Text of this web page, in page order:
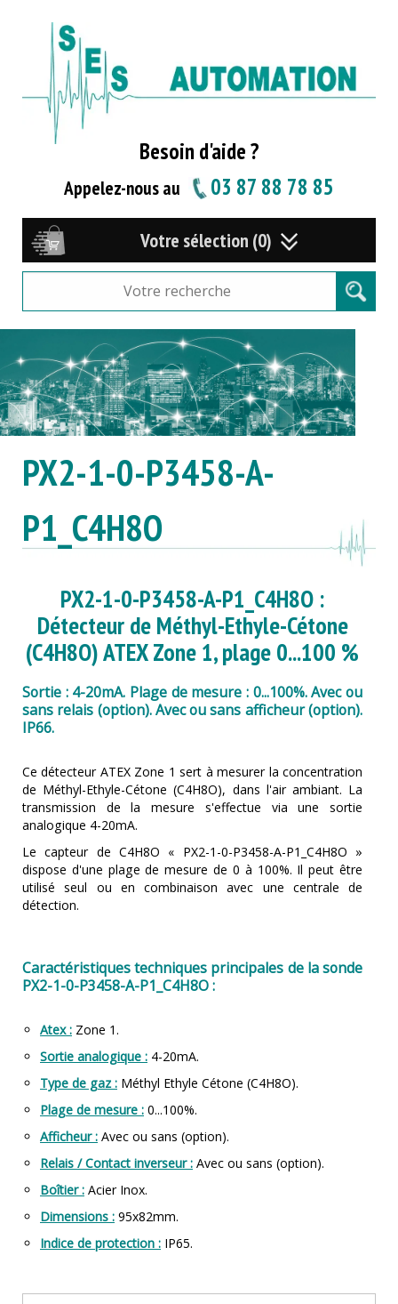
Besoin d'aide ?
Appelez-nous au 03 87 88 78 85
Votre sélection (0)
PX2-1-0-P3458-A-
P1_C4H8O
PX2-1-0-P3458-A-P1_C4H8O :
Détecteur de Méthyl-Ethyle-Cétone
(C4H8O) ATEX Zone 1, plage 0...100 %
Sortie : 4-20mA. Plage de mesure : 0...100%. Avec ou
sans relais (option). Avec ou sans afficheur (option).
IP66.
Ce détecteur ATEX Zone 1 sert à mesurer la concentration
de Méthyl-Ethyle-Cétone (C4H8O), dans l'air ambiant. La
transmission de la mesure s'effectue via une sortie
analogique 4-20mA.
Le capteur de C4H8O « PX2-1-0-P3458-A-P1_C4H8O »
dispose d'une plage de mesure de 0 à 100%. Il peut être
utilisé seul ou en combinaison avec une centrale de
détection.
Caractéristiques techniques principales de la sonde
PX2-1-0-P3458-A-P1_C4H8O :
Atex : Zone 1.
Sortie analogique : 4-20mA.
Type de gaz : Méthyl Ethyle Cétone (C4H8O).
Plage de mesure : 0...100%.
Afficheur : Avec ou sans (option).
Relais / Contact inverseur : Avec ou sans (option).
Boîtier : Acier Inox.
Dimensions : 95x82mm.
Indice de protection : IP65.